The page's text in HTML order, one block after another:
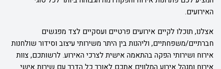
האירועים.
אצלנו, תוכלו לקיים אירועים פרטיים ועסקיים לצד מפגשים
חברתיים/משפחתיים, וליהנות בין היתר משירותי עיצוב וסידור שולחנות
אירוח ושירותי הפקה בהתאמה אישית לצרכי האירוע. לרשותכם, צוות